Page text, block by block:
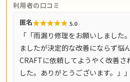
の目安は雨漏り修理3万円〜、屋
板金交換10万円〜、屋根カバー
100万円〜。現地調査・お見積り
即日対応も可能です（営業時間8
応エリアは神奈川県全域（33市
区・多摩地域）です。
利用者の口コミ
匿名★★★★★ 5.0
「「雨漏り修理をお願いしました
ましたが決定的な改善にならず悩
CRAFTに依頼してようやく改善さ
した。ありがとうございます。」」